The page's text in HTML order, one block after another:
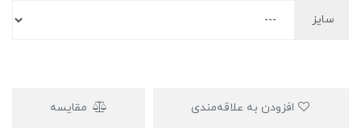
سایز
مقایسه